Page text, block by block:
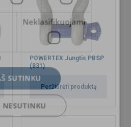
POWERTEX Jungtis PBSP
(831)
Peržiūrėti produktą
Neklasifikuojami
SUTINKU
NESUTINKU